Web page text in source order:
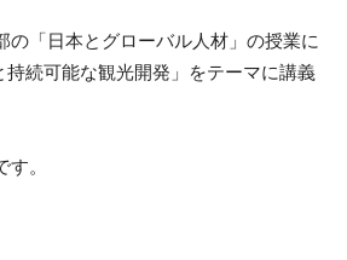
「日本とグローバル人材」の授業に
続可能な観光開発」をテーマに講義
。